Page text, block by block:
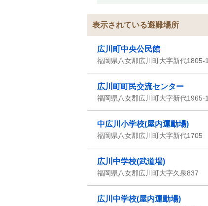
表示されている避難場所
広川町中央公民館
福岡県八女郡広川町大字新代1805-1
広川町町民交流センター
福岡県八女郡広川町大字新代1965-1
中広川小学校(屋内運動場)
福岡県八女郡広川町大字新代1705
広川中学校(武道場)
福岡県八女郡広川町大字久泉837
広川中学校(屋内運動場)